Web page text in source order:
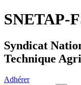
SNETAP-
Syndicat
Technique
Adhérer